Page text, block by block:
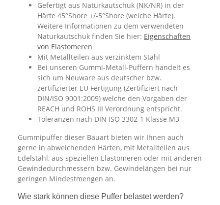
Gefertigt aus Naturkautschuk (NK/NR) in der
Härte 45°Shore +/-5°Shore (weiche Härte).
Weitere Informationen zu dem verwendeten
Naturkautschuk finden Sie hier: Eigenschaften
von Elastomeren
Mit Metallteilen aus verzinktem Stahl
Bei unseren Gummi-Metall-Puffern handelt es
sich um Neuware aus deutscher bzw.
zertifizierter EU Fertigung (Zertifiziert nach
DIN/ISO 9001:2009) welche den Vorgaben der
REACH und ROHS III Verordnung entspricht.
Toleranzen nach DIN ISO 3302-1 Klasse M3
Gummipuffer dieser Bauart bieten wir Ihnen auch
gerne in abweichenden Härten, mit Metallteilen aus
Edelstahl, aus speziellen Elastomeren oder mit anderen
Gewindedurchmessern bzw. Gewindelängen bei nur
geringen Mindestmengen an.
Wie stark können diese Puffer belastet werden?